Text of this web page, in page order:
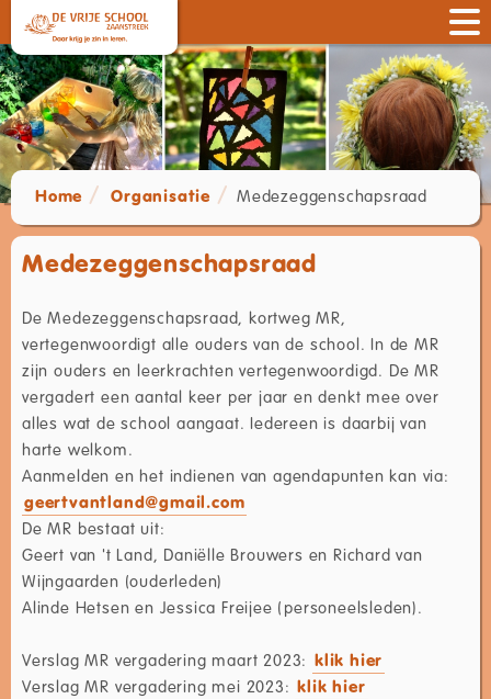
Home Organisatie Medezeggenschapsraad
Medezeggenschapsraad
De Medezeggenschapsraad, kortweg MR,
vertegenwoordigt alle ouders van de school. In de MR
zijn ouders en leerkrachten vertegenwoordigd. De MR
vergadert een aantal keer per jaar en denkt mee over
alles wat de school aangaat. Iedereen is daarbij van
harte welkom.
Aanmelden en het indienen van agendapunten kan via:
geertvantland@gmail.com
De MR bestaat uit:
Geert van 't Land, Daniëlle Brouwers en Richard van
Wijngaarden (ouderleden)
Alinde Hetsen en Jessica Freijee (personeelsleden).
Verslag MR vergadering maart 2023: klik hier
Verslag MR vergadering mei 2023: klik hier